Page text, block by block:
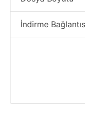
İndirme